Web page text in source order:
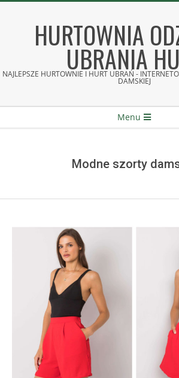
HURTOWNIA
UBRANIA
NAJLEPSZE HURTOWNIE I HURT UBRAŃ -
DAMSKIEJ
Menu
Modne szorty